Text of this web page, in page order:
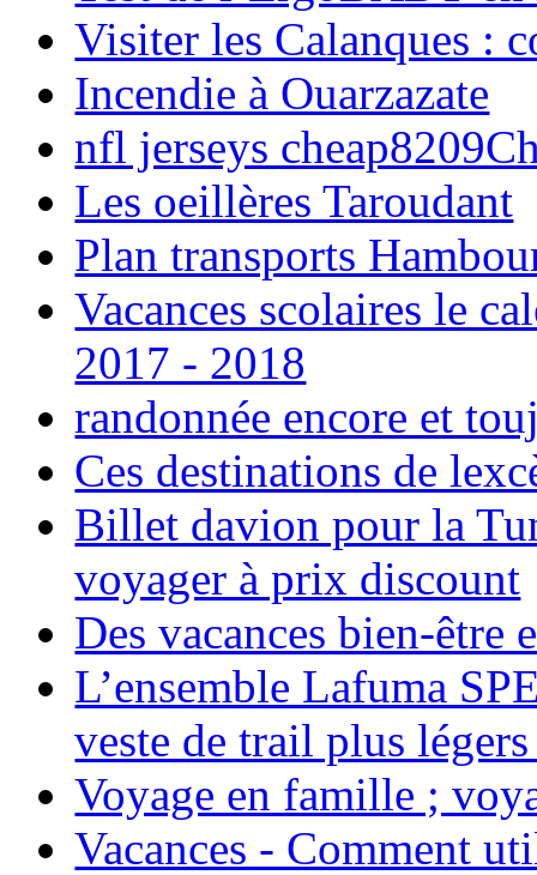
Visiter les Calanques :
Incendie à Ouarzazate
nfl jerseys
Les oeillères Taroudant
Plan transports
Vacances scolaires le
2017 - 2018
randonnée encore et
Ces destinations de
Billet davion pour la
voyager à prix discount
Des vacances bien-être
L’ensemble Lafuma
veste de trail plus
Voyage en famille ;
Vacances - Comment